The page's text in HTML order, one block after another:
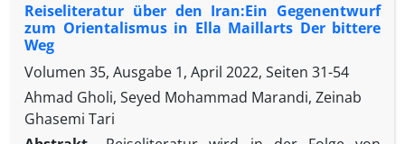
Reiseliteratur über den Iran:Ein Gegenentwurf
zum Orientalismus in Ella Maillarts Der bittere
Weg
Volumen 35, Ausgabe 1, April 2022, Seiten 31-54
Ahmad Gholi, Seyed Mohammad Marandi, Zeinab
Ghasemi Tari